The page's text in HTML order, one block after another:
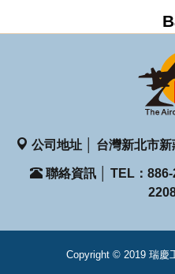
公司地址 │ 台灣新北市
聯絡資訊 │ TEL：886-
Copyright © 2019 瑞慶